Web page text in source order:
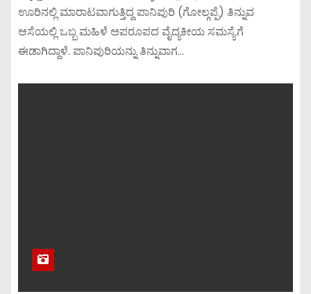
ಊರಿನಲ್ಲಿ ಮಾರಾಟವಾಗುತ್ತಿದ್ದ ಪಾನಿಪುರಿ (ಗೋಲ್ಗಪ್ಪೆ) ತಿನ್ನುವ
ಆಸೆಯಲ್ಲಿ ಒಬ್ಬ ಮಹಿಳೆ ಅಪರೂಪದ ವೈದ್ಯಕೀಯ ಸಮಸ್ಯೆಗೆ
ಈಡಾಗಿದ್ದಾಳೆ. ಪಾನಿಪುರಿಯನ್ನು ತಿನ್ನುವಾಗ…